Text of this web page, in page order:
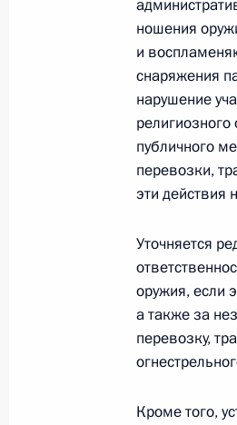
Подписан
об
1 июля 2021
Подписан
1 июля 2021
Подписан
о
1 июля 2021
ношения
и
снаряжения
нарушение
публичного
перевозки,
эти действия
Уточняется
оружия, если
а также за
перевозку,
Кроме того,